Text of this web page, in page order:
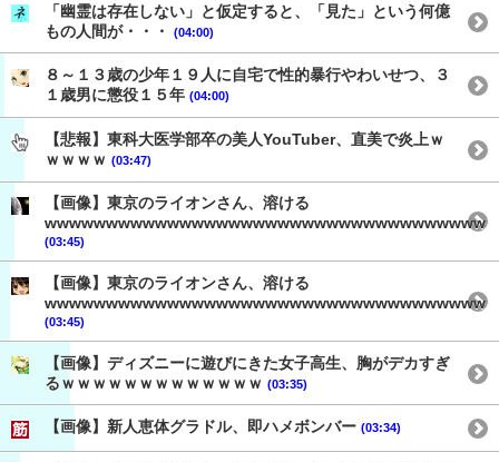
「幽霊は存在しない」と仮定すると、「見た」という何億
もの人間が・・・
(04:00)
８～１３歳の少年１９人に自宅で性的暴行やわいせつ、３
１歳男に懲役１５年 (04:00)
【悲報】東科大医学部卒の美人YouTuber、直美で炎上ｗ
ｗｗｗｗ (03:47)
【画像】東京のライオンさん、溶ける
wwwwwwwwwwwwwwwwwwwwwwwwwwwwwwwwwwww
(03:45)
【画像】東京のライオンさん、溶ける
wwwwwwwwwwwwwwwwwwwwwwwwwwwwwwwwwwww
(03:45)
【画像】ディズニーに遊びにきた女子高生、胸がデカすぎ
るｗｗｗｗｗｗｗｗｗｗｗｗｗ (03:35)
【画像】新人恵体グラドル、即ハメボンバー (03:34)